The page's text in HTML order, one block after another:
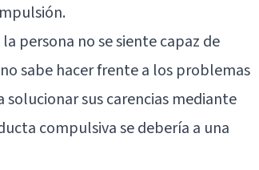
persona no se siente capaz de
sabe hacer frente a los problemas
sus carencias mediante
compulsiva se debería a una